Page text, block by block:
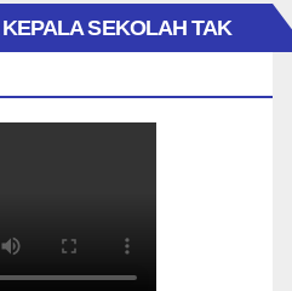
SEKOLAH TAK